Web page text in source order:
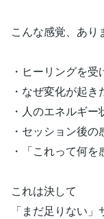
こんな感覚、あり
・ヒーリングを
・なぜ変化が起
・人のエネルギ
・セッション後
・「これって何
これは決して
「まだ足りない